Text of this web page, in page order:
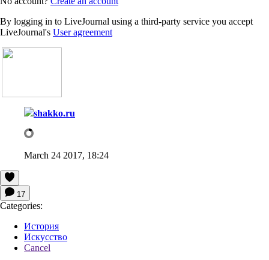
By logging in to LiveJournal using a third-party service you accept
LiveJournal's User agreement
shakko.ru
March 24 2017, 18:24
17
Categories:
История
Искусство
Cancel